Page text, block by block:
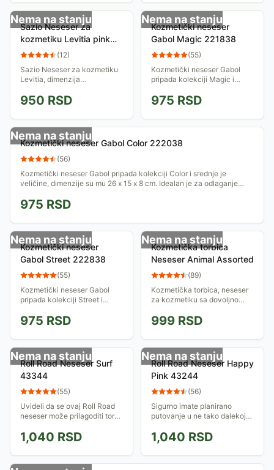
kozmetiku, bilo da
odsustvujete...
Nema na stanju
Sazio Neseser za
kozmetiku Levitia pink
500702 (12)
Sazio Neseser za kozmetiku
Levitia, dimenzija
sa sobom, na jednom mestu,
šminku i kozmetiku, bilo da...
950 RSD
Nema na stanju
Kozmetički neseser
Gabol Magic 221838
(55)
Kozmetički neseser Gabol
pripada kolekciji Magic i
su mu 26 x 15 x 8 cm. Idealan
toalete ili...
975 RSD
Nema na stanju
Kozmetički neseser Gabol Color 222038
(56)
Kozmetički neseser Gabol pripada kolekciji Color i srednje je
veličine, dimenzije su mu 26 x 15 x 8 cm. Idealan je za odlaganje
975 RSD
Nema na stanju
Kozmetički neseser
Gabol Street 222838
(55)
Kozmetički neseser Gabol
pripada kolekciji Street i
su mu 26 x 15 x 8 cm. Idealan
toalete...
975 RSD
Nema na stanju
Kozmetička torbica
Neseser Animal Assorted
(89)
Kozmetička torbica, neseser
za kozmetiku sa dovoljno
pribor ili šminka, i da stane u
putovanja....
999 RSD
Nema na stanju
Roll Road Neseser Surf
43344
(55)
Uvideli da se ovaj Roll Road
neseser može prilagoditi torbi
prostor? Spakujte sve za
svaki slučaj … nikad se ne
zna,...
1,040 RSD
Nema na stanju
Roll Road Neseser Happy
Pink 43244
(56)
Sigurno imate planirano
putovanje u ne tako dalekoj
nego što dođe vreme da se
planovi ispune, nabavite
neseser koji je...
1,040 RSD